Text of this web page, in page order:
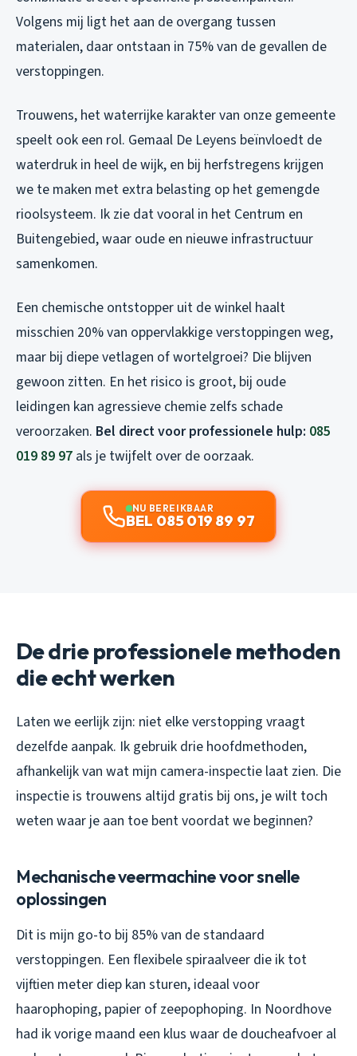
Volgens mij ligt het aan de overgang tussen
materialen, daar ontstaan in 75% van de gevallen de
verstoppingen.
Trouwens, het waterrijke karakter van onze gemeente
speelt ook een rol. Gemaal De Leyens beïnvloedt de
waterdruk in heel de wijk, en bij herfstregens krijgen
we te maken met extra belasting op het gemengde
rioolsysteem. Ik zie dat vooral in het Centrum en
Buitengebied, waar oude en nieuwe infrastructuur
samenkomen.
Een chemische ontstopper uit de winkel haalt
misschien 20% van oppervlakkige verstoppingen weg,
maar bij diepe vetlagen of wortelgroei? Die blijven
gewoon zitten. En het risico is groot, bij oude
leidingen kan agressieve chemie zelfs schade
veroorzaken. Bel direct voor professionele hulp: 085
019 89 97 als je twijfelt over de oorzaak.
NU BEREIKBAAR
BEL 085 019 89 97
De drie professionele methoden
die echt werken
Laten we eerlijk zijn: niet elke verstopping vraagt
dezelfde aanpak. Ik gebruik drie hoofdmethoden,
afhankelijk van wat mijn camera-inspectie laat zien. Die
inspectie is trouwens altijd gratis bij ons, je wilt toch
weten waar je aan toe bent voordat we beginnen?
Mechanische veermachine voor snelle
oplossingen
Dit is mijn go-to bij 85% van de standaard
verstoppingen. Een flexibele spiraalveer die ik tot
vijftien meter diep kan sturen, ideaal voor
haarophoping, papier of zeepophoping. In Noordhove
had ik vorige maand een klus waar de doucheafvoer al